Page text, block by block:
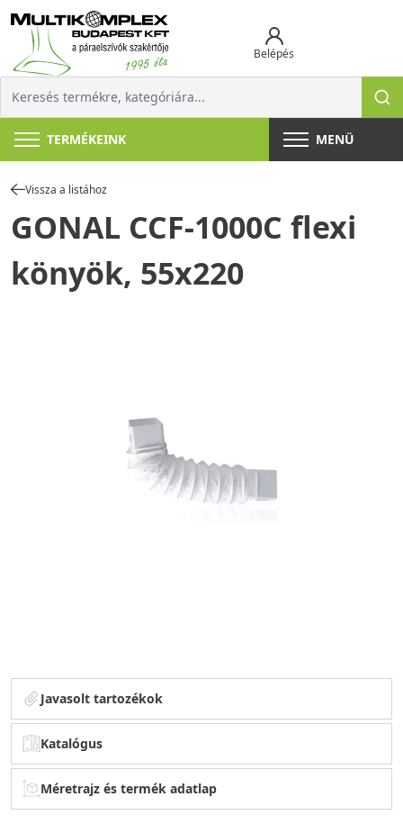
Belépés
TERMÉKEINK MENÜ
Vissza a listához
GONAL CCF-1000C flexi
könyök, 55x220
Javasolt tartozékok
Katalógus
Méretrajz és termék adatlap